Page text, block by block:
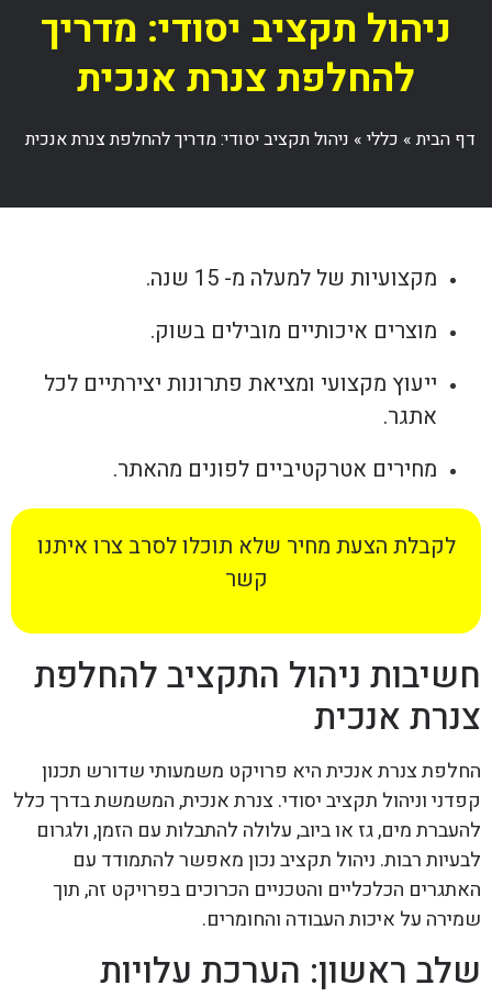
ניהול תקציב יסודי: מדריך
להחלפת צנרת אנכית
דף הבית» כללי» ניהול תקציב יסודי: מדריך להחלפת צנרת אנכית
מקצועיות של למעלה מ- 15 שנה.
מוצרים איכותיים מובילים בשוק.
ייעוץ מקצועי ומציאת פתרונות יצירתיים לכל
אתגר.
מחירים אטרקטיביים לפונים מהאתר.
לקבלת הצעת מחיר שלא תוכלו לסרב צרו איתנו
קשר
חשיבות ניהול התקציב להחלפת
צנרת אנכית
החלפת צנרת אנכית היא פרויקט משמעותי שדורש תכנון
קפדני וניהול תקציב יסודי. צנרת אנכית, המשמשת בדרך כלל
להעברת מים, גז או ביוב, עלולה להתבלות עם הזמן, ולגרום
לבעיות רבות. ניהול תקציב נכון מאפשר להתמודד עם
האתגרים הכלכליים והטכניים הכרוכים בפרויקט זה, תוך
שמירה על איכות העבודה והחומרים.
שלב ראשון: הערכת עלויות